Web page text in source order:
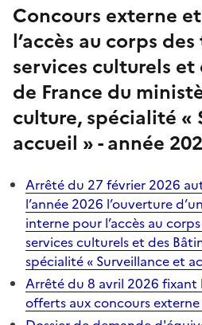
Concours externe
l’accès au corps
services culturels
de France du
culture, spécialité «
accueil » - année
Arrêté du 27 février 2026
l’année 2026 l’ouverture
interne pour l’accès au
services culturels et des
spécialité « Surveillance et
Arrêté du 8 avril 2026 fixant
offerts aux concours